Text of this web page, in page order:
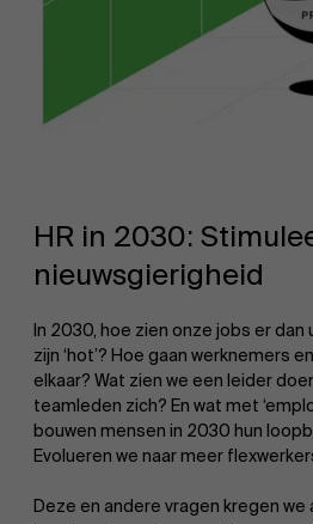
Programma's op maat
HR in 2030:
nieuwsgierigheid
In 2030, hoe zien onze jobs er
zijn ‘hot’? Hoe gaan werknemers
elkaar? Wat zien we een leider
teamleden zich? En wat met
bouwen mensen in 2030 hun
Evolueren we naar meer
Deze en andere vragen kregen we